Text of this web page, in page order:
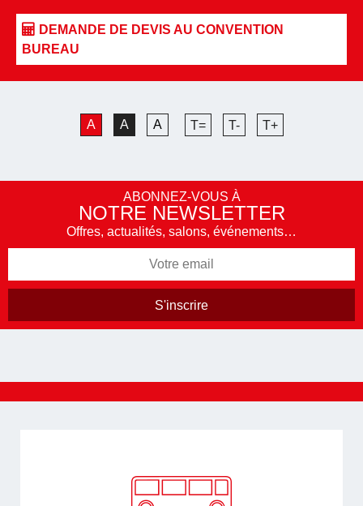
A A A T= T- T+
ABONNEZ-VOUS À
NOTRE NEWSLETTER
Offres, actualités, salons, événements…